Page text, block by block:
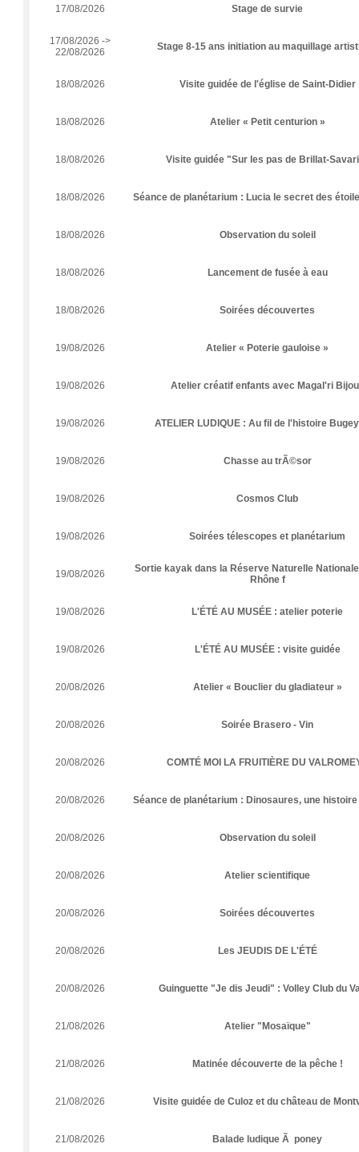
17/08/2026 Stage de survie
17/08/2026 ->
22/08/2026
Stage 8-15 ans initiation au maquillage
18/08/2026 Visite guidée de l'église de Saint-Didier
18/08/2026 Atelier « Petit centurion »
18/08/2026 Visite guidée "Sur les pas de Brillat-
18/08/2026 Séance de planétarium : Lucia le secret des
18/08/2026 Observation du soleil
18/08/2026 Lancement de fusée à eau
18/08/2026 Soirées découvertes
19/08/2026 Atelier « Poterie gauloise »
19/08/2026 Atelier créatif enfants avec Magal'ri
19/08/2026 ATELIER LUDIQUE : Au fil de l'histoire
19/08/2026 Chasse au trÃ©sor
19/08/2026 Cosmos Club
19/08/2026 Soirées télescopes et planétarium
19/08/2026
Sortie kayak dans la Réserve Naturelle
Rhône f
19/08/2026 L'ÉTÉ AU MUSÉE : atelier poterie
19/08/2026 L'ÉTÉ AU MUSÉE : visite guidée
20/08/2026 Atelier « Bouclier du gladiateur »
20/08/2026 Soirée Brasero - Vin
20/08/2026 COMTÉ MOI LA FRUITIÈRE DU
20/08/2026 Séance de planétarium : Dinosaures, une
20/08/2026 Observation du soleil
20/08/2026 Atelier scientifique
20/08/2026 Soirées découvertes
20/08/2026 Les JEUDIS DE L'ÉTÉ
20/08/2026 Guinguette "Je dis Jeudi" : Volley Club du
21/08/2026 Atelier "Mosaïque"
21/08/2026 Matinée découverte de la pêche !
21/08/2026 Visite guidée de Culoz et du château de
21/08/2026 Balade ludique Ã poney